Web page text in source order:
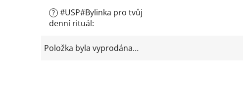
? #USP#Bylinka pro tvůj
denní rituál:
Položka byla vyprodána…